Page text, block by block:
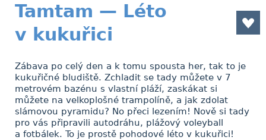
Tamtam — Léto
v kukuřici
Zábava po celý den a k tomu spousta her, tak to je
kukuřičné bludiště. Zchladit se tady můžete v 7
metrovém bazénu s vlastní pláží, zaskákat si
můžete na velkoplošné trampolíně, a jak zdolat
slámovou pyramidu? No přeci lezením! Nově si tady
pro vás připravili autodráhu, plážový voleyball
a fotbálek. To je prostě pohodové léto v kukuřici!